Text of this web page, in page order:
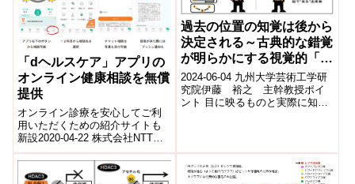
「dヘルスケア」アプリの
オンライン健康相談を無償
提供
オンライン診療を安心してご利
用いただくための紹介サイトも
新設2020-04-22 株式会社NTTド
コモ株式会社NTTドコモ(以下、
ドコモ)は、「dヘルスケア®」...
過去の位置の知覚は後から
決定される～古典的な錯覚
が明らかにする視覚的「現
実」の作られ方～
2024-06-04 九州大学芸術工学研
究院伊藤 裕之 主幹教授ポイ
ント 目に映るものと実際に知覚